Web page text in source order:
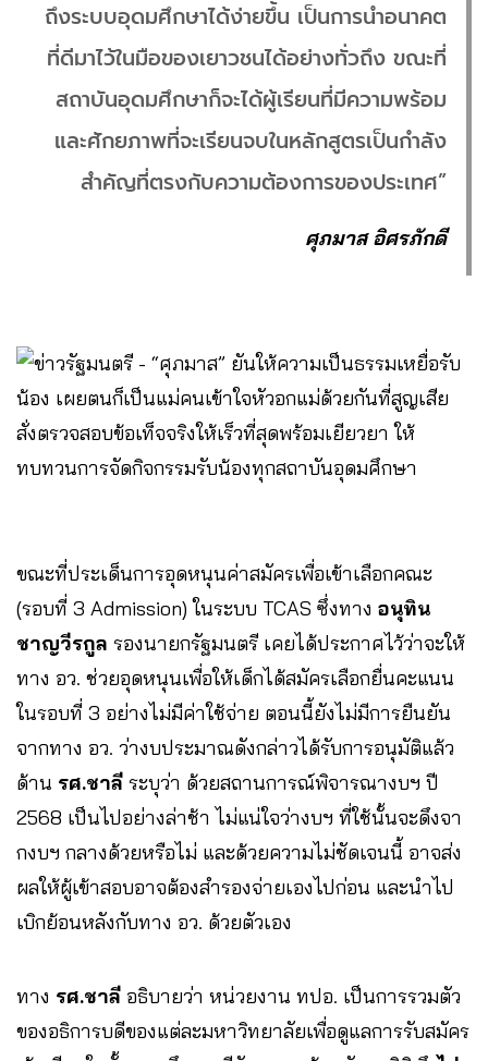
ถึงระบบอุดมศึกษาได้ง่ายขึ้น เป็นการนำอนาคต
ที่ดีมาไว้ในมือของเยาวชนได้อย่างทั่วถึง ขณะที่
สถาบันอุดมศึกษาก็จะได้ผู้เรียนที่มีความพร้อม
และศักยภาพที่จะเรียนจบในหลักสูตรเป็นกำลัง
สำคัญที่ตรงกับความต้องการของประเทศ”
ศุภมาส อิศรภักดี
ขณะที่ประเด็นการอุดหนุนค่าสมัครเพื่อเข้าเลือกคณะ
(รอบที่ 3 Admission) ในระบบ TCAS ซึ่งทาง อนุทิน
ชาญวีรกูล รองนายกรัฐมนตรี เคยได้ประกาศไว้ว่าจะให้
ทาง อว. ช่วยอุดหนุนเพื่อให้เด็กได้สมัครเลือกยื่นคะแนน
ในรอบที่ 3 อย่างไม่มีค่าใช้จ่าย ตอนนี้ยังไม่มีการยืนยัน
จากทาง อว. ว่างบประมาณดังกล่าวได้รับการอนุมัติแล้ว
ด้าน รศ.ชาลี ระบุว่า ด้วยสถานการณ์พิจารณางบฯ ปี
2568 เป็นไปอย่างล่าช้า ไม่แน่ใจว่างบฯ ที่ใช้นั้นจะดึงจา
กงบฯ กลางด้วยหรือไม่ และด้วยความไม่ชัดเจนนี้ อาจส่ง
ผลให้ผู้เข้าสอบอาจต้องสำรองจ่ายเองไปก่อน และนำไป
เบิกย้อนหลังกับทาง อว. ด้วยตัวเอง
ทาง รศ.ชาลี อธิบายว่า หน่วยงาน ทปอ. เป็นการรวมตัว
ของอธิการบดีของแต่ละมหาวิทยาลัยเพื่อดูแลการรับสมัคร